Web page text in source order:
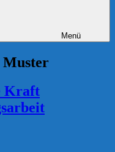
Menü
Muster
Kraft